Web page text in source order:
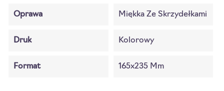
Oprawa Miękka Ze Skrzydełkami
Druk Kolorowy
Format 165x235 Mm